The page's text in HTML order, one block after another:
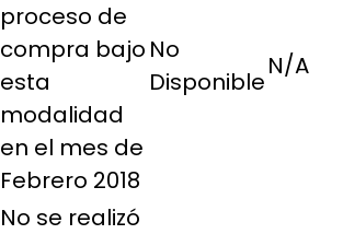
proceso de
compra bajo
esta
modalidad
en el mes de
Febrero 2018
No
Disponible
N/A
No se realizó